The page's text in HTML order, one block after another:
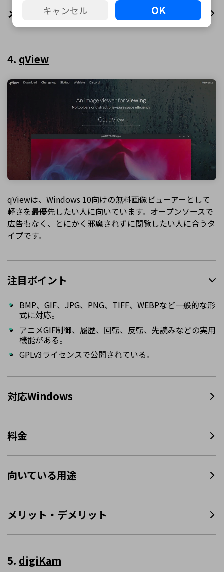
メリット・デメリット
4. qView
qViewは、Windows 10向けの無料画像ビューアーとして
軽さを最優先したい人に向いています。オープンソースで
広告もなく、とにかく邪魔されずに閲覧したい人に合うタ
イプです。
注目ポイント
BMP、GIF、JPG、PNG、TIFF、WEBPなど一般的な形
式に対応。
アニメGIF制御、履歴、回転、反転、先読みなどの実用
機能がある。
GPLv3ライセンスで公開されている。
対応Windows
料金
向いている用途
メリット・デメリット
5. digiKam
キャンセル OK